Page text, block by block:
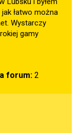
łatwo można
Wystarczy
gamy
forum:2